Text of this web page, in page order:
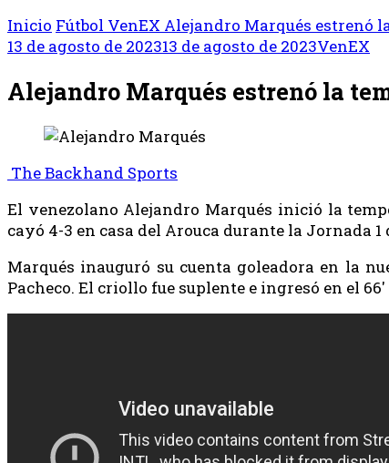
Inicio Fútbol VenEX Alejandro Marqués estrenó
13 de agosto de 202313 de agosto de 2023VenEX
Alejandro Marqués estrenó la
The Backhand Sports
El venezolano Alejandro Marqués inició la
cayó 4-3 en casa del Arouca durante la Jornada
Marqués inauguró su cuenta goleadora en la
Pacheco. El criollo fue suplente e ingresó en el